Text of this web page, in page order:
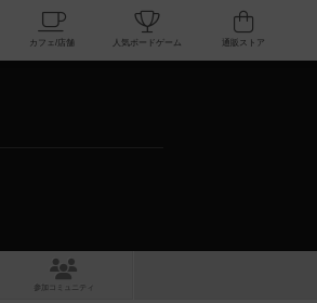
掲示板一覧 カフェ/店舗 人気ボードゲーム
コミュニティ